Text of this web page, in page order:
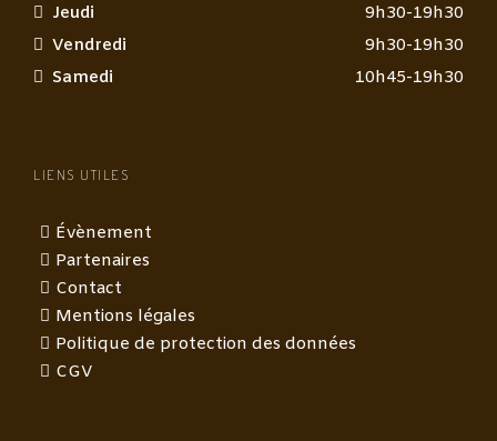
Jeudi
9h30-19h30
Vendredi
9h30-19h30
Samedi
10h45-19h30
LIENS UTILES
Évènement
Partenaires
Contact
Mentions légales
Politique de protection des données
CGV